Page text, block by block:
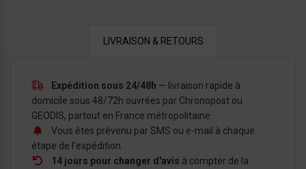
LIVRAISON & RETOURS
Expédition sous 24/48h — livraison rapide à
domicile sous 48/72h ouvrées par Chronopost ou
GEODIS, partout en France métropolitaine.
Vous êtes prévenu par SMS ou e-mail à chaque
étape de l'expédition.
14 jours pour changer d'avis à compter de la